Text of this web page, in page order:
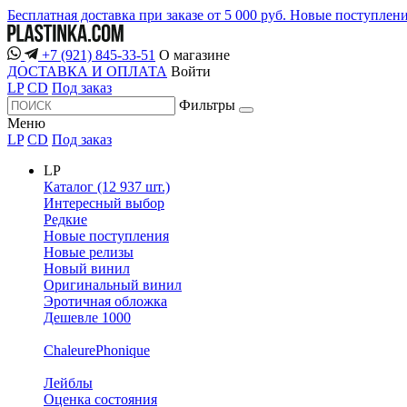
Бесплатная доставка при заказе от 5 000 руб. Новые
+7 (921) 845-33-51 О магазине
ДОСТАВКА И ОПЛАТА Войти
LP CD Под заказ
Фильтры
Меню
LP CD Под заказ
LP
Каталог (12 937 шт.)
Интересный выбор
Редкие
Новые поступления
Новые релизы
Новый винил
Оригинальный винил
Эротичная обложка
Дешевле 1000
ChaleurePhonique
Лейблы
Оценка состояния